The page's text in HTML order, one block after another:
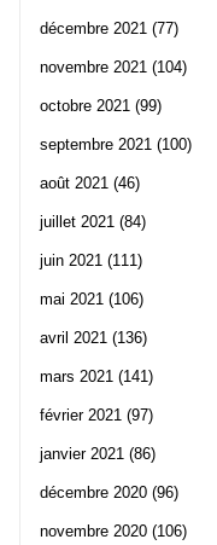
décembre 2021 (77)
novembre 2021 (104)
octobre 2021 (99)
septembre 2021 (100)
août 2021 (46)
juillet 2021 (84)
juin 2021 (111)
mai 2021 (106)
avril 2021 (136)
mars 2021 (141)
février 2021 (97)
janvier 2021 (86)
décembre 2020 (96)
novembre 2020 (106)